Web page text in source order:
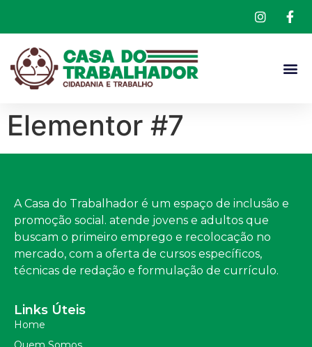
Elementor #7
A Casa do Trabalhador é um espaço de inclusão e
promoção social. atende jovens e adultos que
buscam o primeiro emprego e recolocação no
mercado, com a oferta de cursos específicos,
técnicas de redação e formulação de currículo.
Links Úteis
Home